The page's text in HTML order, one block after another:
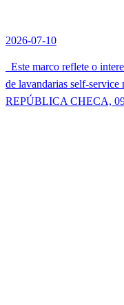
2026-07-10
Este marco reflete o
de lavandarias self-
REPÚBLICA CHECA,